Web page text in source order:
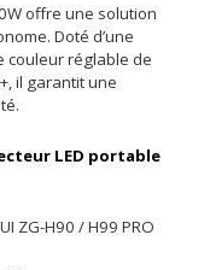
offre une solution
Doté d’une
couleur réglable de
il garantit une
LED portable
ZG-H90 / H99 PRO